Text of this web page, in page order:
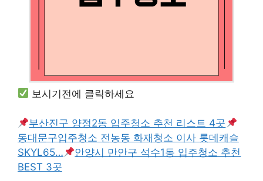
보시기전에 클릭하세요
부산진구 양정2동 입주청소 추천 리스트 4곳
동대문구입주청소 전농동 화재청소 이사 롯데캐슬
SKYL65…
안양시 만안구 석수1동 입주청소 추천
BEST 3곳